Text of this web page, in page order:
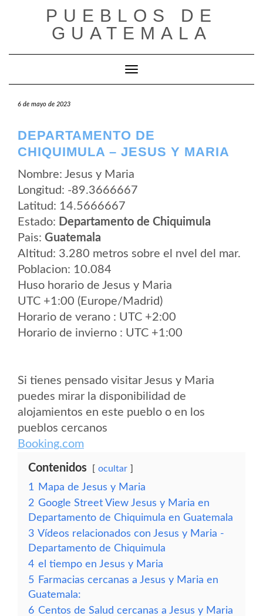
PUEBLOS DE
GUATEMALA
Cambiar modo de navegación
6 de mayo de 2023
DEPARTAMENTO DE
CHIQUIMULA – JESUS Y MARIA
Nombre: Jesus y Maria
Longitud: -89.3666667
Latitud: 14.5666667
Estado: Departamento de Chiquimula
Pais: Guatemala
Altitud: 3.280 metros sobre el nvel del mar.
Poblacion: 10.084
Huso horario de Jesus y Maria
UTC +1:00 (Europe/Madrid)
Horario de verano : UTC +2:00
Horario de invierno : UTC +1:00
Si tienes pensado visitar Jesus y Maria
puedes mirar la disponibilidad de
alojamientos en este pueblo o en los
pueblos cercanos
Booking.com
Contenidos ocultar
1
Mapa de Jesus y Maria
2 Google Street View Jesus y Maria en
Departamento de Chiquimula en Guatemala
3 Vídeos relacionados con Jesus y Maria -
Departamento de Chiquimula
4 el tiempo en Jesus y Maria
5 Farmacias cercanas a Jesus y Maria en
Guatemala:
6 Centos de Salud cercanas a Jesus y Maria